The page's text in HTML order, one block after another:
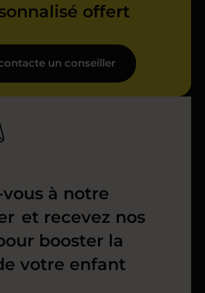
offert
un conseiller
à notre
et recevez nos
booster la
votre enfant